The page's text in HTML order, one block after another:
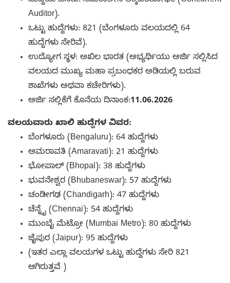
Auditor).
ಒಟ್ಟು ಹುದ್ದೆಗಳು: 821 (ಬೆಂಗಳೂರು ವಲಯದಲ್ಲಿ 64
ಹುದ್ದೆಗಳು ಸೇರಿವೆ).
ಉದ್ಯೋಗ ಸ್ಥಳ: ಅಖಿಲ ಭಾರತ (ಅಭ್ಯರ್ಥಿಯು ಅರ್ಜಿ ಸಲ್ಲಿಸಿದ
ವಲಯದ ಮುಖ್ಯ ಮಹಾ ಪ್ರಬಂಧಕರ ಅಡಿಯಲ್ಲಿ ಬರುವ
ಶಾಖೆಗಳು ಅಥವಾ ಕಚೇರಿಗಳು).
ಅರ್ಜಿ ಸಲ್ಲಿಕೆಗೆ ಕೊನೆಯ ದಿನಾಂಕ:11.06.2026
ವಲಯವಾರು ಖಾಲಿ ಹುದ್ದೆಗಳ ವಿವರ:
ಬೆಂಗಳೂರು (Bengaluru): 64 ಹುದ್ದೆಗಳು
ಅಮರಾವತಿ (Amaravati): 21 ಹುದ್ದೆಗಳು
ಭೋಪಾಲ್ (Bhopal): 38 ಹುದ್ದೆಗಳು
ಭುವನೇಶ್ವರ (Bhubaneswar): 57 ಹುದ್ದೆಗಳು
ಚಂಡೀಗಢ (Chandigarh): 47 ಹುದ್ದೆಗಳು
ಚೆನ್ನೈ (Chennai): 54 ಹುದ್ದೆಗಳು
ಮುಂಬೈ ಮೆಟ್ರೋ (Mumbai Metro): 80 ಹುದ್ದೆಗಳು
ಜೈಪುರ (Jaipur): 95 ಹುದ್ದೆಗಳು
(ಇತರ ಎಲ್ಲಾ ವಲಯಗಳ ಒಟ್ಟು ಹುದ್ದೆಗಳು ಸೇರಿ 821
ಆಗಿರುತ್ತವೆ )